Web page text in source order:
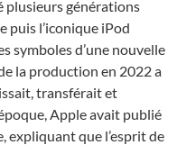
plusieurs générations
puis l’iconique iPod
symboles d’une nouvelle
la production en 2022 a
transférait et
Apple avait publié
expliquant que l’esprit de